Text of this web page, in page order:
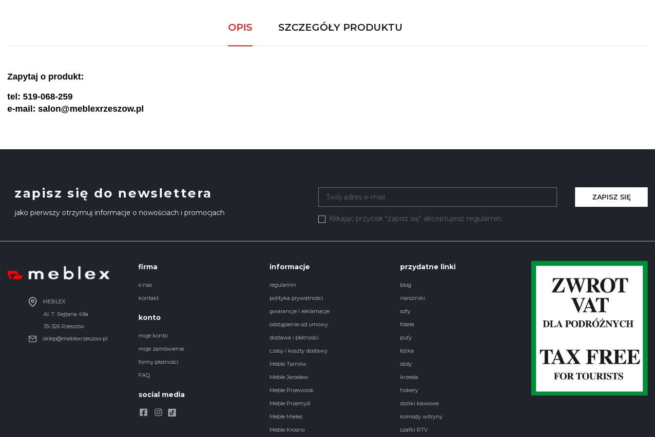
OPIS SZCZEGÓŁY PRODUKTU
Zapytaj o produkt:
tel: 519-068-259
e-mail: salon@meblexrzeszow.pl
zapisz się do newslettera
jako pierwszy otrzymuj informacje o nowościach i promocjach
Klikając przycisk "zapisz się" akceptujesz regulamin.
ZAPISZ SIĘ
MEBLEX
Al. T. Rejtana 49a
35-326 Rzeszów
sklep@meblexrzeszow.pl
firma
o nas
kontakt
konto
moje konto
moje zamówienie
formy płatności
FAQ
social media
informacje
regulamin
polityka prywatności
gwarancje i reklamacje
odstąpienie od umowy
dostawa i płatności
czasy i koszty dostawy
Meble Tarnów
Meble Jarosław
Meble Przeworsk
Meble Przemyśl
Meble Mielec
Meble Krosno
przydatne linki
blog
narożniki
sofy
fotele
pufy
łóżka
stoły
krzesła
hokery
stoliki kawowe
komody witryny
szafki RTV